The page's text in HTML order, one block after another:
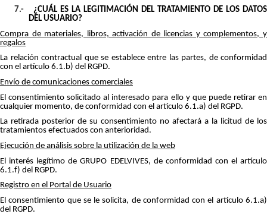
7.-
¿CUÁL ES LA LEGITIMACIÓN DEL TRATAMIENTO DE LOS DATOS
DEL USUARIO?
Compra de materiales, libros, activación de licencias y complementos, y
regalos
La relación contractual que se establece entre las partes, de conformidad
con el artículo 6.1.b) del RGPD.
Envío de comunicaciones comerciales
El consentimiento solicitado al interesado para ello y que puede retirar en
cualquier momento, de conformidad con el artículo 6.1.a) del RGPD.
La retirada posterior de su consentimiento no afectará a la licitud de los
tratamientos efectuados con anterioridad.
Ejecución de análisis sobre la utilización de la web
El interés legítimo de GRUPO EDELVIVES, de conformidad con el artículo
6.1.f) del RGPD.
Registro en el Portal de Usuario
El consentimiento que se le solicita, de conformidad con el artículo 6.1.a)
del RGPD.